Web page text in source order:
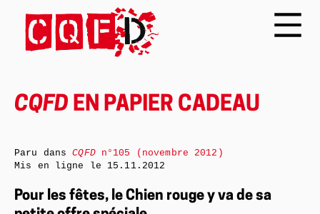
CQFD EN PAPIER CADEAU
Pour les fêtes, le Chien rouge y va de sa
Paru dansCQFDn°105 (novembre 2012)
Mis en ligne le 15.11.2012